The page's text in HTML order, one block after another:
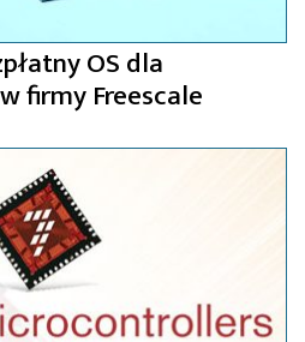
OS dla
firmy Freescale